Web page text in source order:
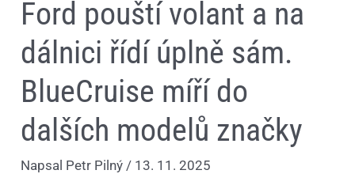
Ford pouští volant a na
dálnici řídí úplně sám.
BlueCruise míří do
dalších modelů značky
Napsal Petr Pilný/ 13. 11. 2025